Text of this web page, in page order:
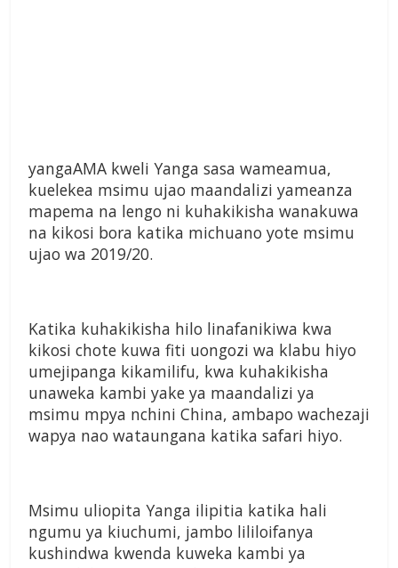
yangaAMA kweli Yanga sasa wameamua,
kuelekea msimu ujao maandalizi yameanza
mapema na lengo ni kuhakikisha wanakuwa
na kikosi bora katika michuano yote msimu
ujao wa 2019/20.
Katika kuhakikisha hilo linafanikiwa kwa
kikosi chote kuwa fiti uongozi wa klabu hiyo
umejipanga kikamilifu, kwa kuhakikisha
unaweka kambi yake ya maandalizi ya
msimu mpya nchini China, ambapo wachezaji
wapya nao wataungana katika safari hiyo.
Msimu uliopita Yanga ilipitia katika hali
ngumu ya kiuchumi, jambo lililoifanya
kushindwa kwenda kuweka kambi ya